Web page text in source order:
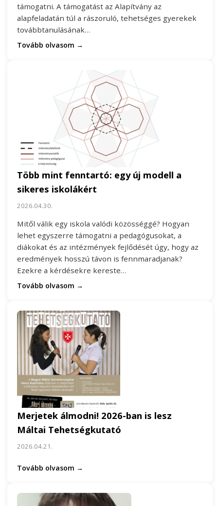
támogatni. A támogatást az Alapítvány az
alapfeladatán túl a rászoruló, tehetséges gyerekek
továbbtanulásának…
Tovább olvasom →
Több mint fenntartó: egy új modell a
sikeres iskolákért
2026.04.30.
Mitől válik egy iskola valódi közösséggé? Hogyan
lehet egyszerre támogatni a pedagógusokat, a
diákokat és az intézmények fejlődését úgy, hogy az
eredmények hosszú távon is fennmaradjanak?
Ezekre a kérdésekre kereste…
Tovább olvasom →
Merjetek álmodni! 2026-ban is lesz
Máltai Tehetségkutató
2026.04.21.
Tovább olvasom →